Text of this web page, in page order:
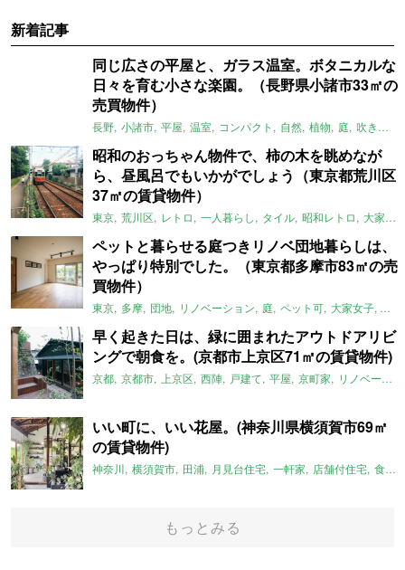
新着記事
同じ広さの平屋と、ガラス温室。ボタニカルな
日々を育む小さな楽園。（長野県小諸市33㎡の
売買物件）
長野 小諸市 平屋 温室 コンパクト 自然 植物 庭 吹き抜け
昭和のおっちゃん物件で、柿の木を眺めなが
ら、昼風呂でもいかがでしょう（東京都荒川区
37㎡の賃貸物件）
東京 荒川区 レトロ 一人暮らし タイル 昭和レトロ 大家女子
ペットと暮らせる庭つきリノベ団地暮らしは、
やっぱり特別でした。（東京都多摩市83㎡の売
買物件）
東京 多摩 団地 リノベーション 庭 ペット可 大家女子 団
早く起きた日は、緑に囲まれたアウトドアリビ
ングで朝食を。(京都市上京区71㎡の賃貸物件)
京都 京都市 上京区 西陣 戸建て 平屋 京町家 リノベーション
いい町に、いい花屋。(神奈川県横須賀市69㎡
の賃貸物件)
神奈川 横須賀市 田浦 月見台住宅 一軒家 店舗付住宅 食住近接
もっとみる